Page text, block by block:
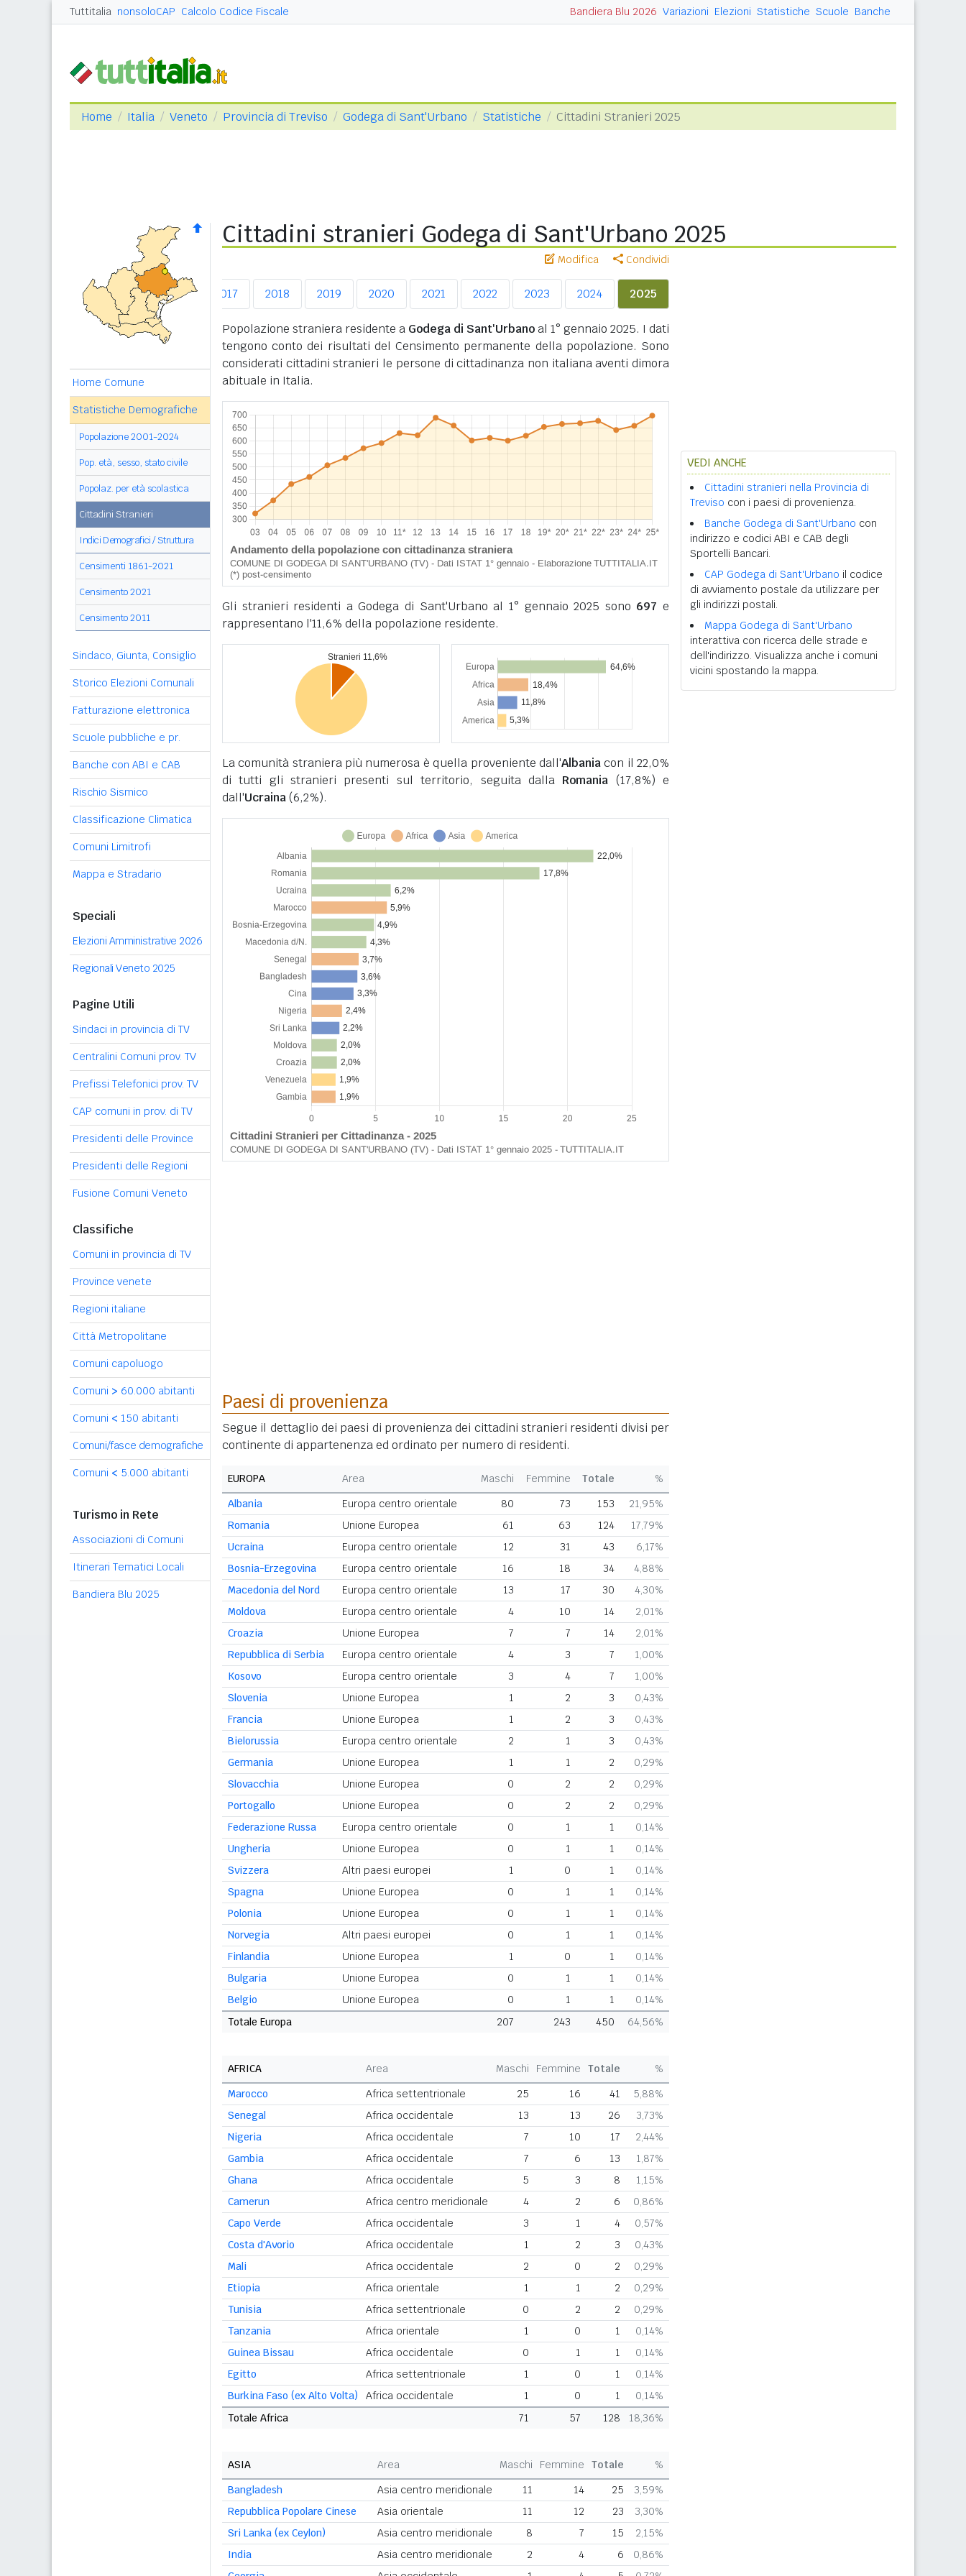
Tuttitalia nonsoloCAP Calcolo Codice Fiscale Bandiera Blu 2026 Variazioni Elezioni Statistiche Scuole Banche
Home Italia Veneto Provincia di Treviso Godega di Sant'Urbano Statistiche Cittadini Stranieri 2025
Home Comune
Statistiche Demografiche
Popolazione 2001-2024
Pop. età, sesso, stato civile
Popolaz. per età scolastica
Cittadini Stranieri
Indici Demografici / Struttura
Censimenti 1861-2021
Censimento 2021
Censimento 2011
Sindaco, Giunta, Consiglio
Storico Elezioni Comunali
Fatturazione elettronica
Scuole pubbliche e pr.
Banche con ABI e CAB
Rischio Sismico
Classificazione Climatica
Comuni Limitrofi
Mappa e Stradario
Speciali
Elezioni Amministrative 2026
Regionali Veneto 2025
Pagine Utili
Sindaci in provincia di TV
Centralini Comuni prov. TV
Prefissi Telefonici prov. TV
CAP comuni in prov. di TV
Presidenti delle Province
Presidenti delle Regioni
Fusione Comuni Veneto
Classifiche
Comuni in provincia di TV
Province venete
Regioni italiane
Città Metropolitane
Comuni capoluogo
Comuni > 60.000 abitanti
Comuni < 150 abitanti
Comuni/fasce demografiche
Comuni < 5.000 abitanti
Turismo in Rete
Associazioni di Comuni
Itinerari Tematici Locali
Bandiera Blu 2025
Cittadini stranieri Godega di Sant'Urbano 2025
Modifica Condividi
2015 2016 2017 2018 2019 2020 2021 2022 2023 2024 2025
Popolazione straniera residente a Godega di Sant'Urbanoal 1° gennaio 2025. I dati
tengono conto dei risultati del Censimento permanente della popolazione. Sono
considerati cittadini stranieri le persone di cittadinanza non italiana aventi dimora
abituale in Italia.
Gli stranieri residenti a Godega di Sant'Urbano al 1° gennaio 2025 sono 697 e
rappresentano l'11,6% della popolazione residente.
La comunità straniera più numerosa è quella proveniente dall'Albaniacon il 22,0%
di tutti gli stranieri presenti sul territorio, seguita dalla Romania (17,8%) e
dall'Ucraina(6,2%).
Paesi di provenienza
Segue il dettaglio dei paesi di provenienza dei cittadini stranieri residenti divisi per
continente di appartenenza ed ordinato per numero di residenti.
EUROPA Area Maschi Femmine Totale
%
Albania
Europa centro orientale 80 73 153
21,95%
Romania
Unione Europea 61 63 124
17,79%
Ucraina
Europa centro orientale 12 31 43
6,17%
Bosnia-Erzegovina
Europa centro orientale 16 18 34
4,88%
Macedonia del Nord
Europa centro orientale 13 17 30
4,30%
Moldova
Europa centro orientale 4 10 14
2,01%
Croazia
Unione Europea 7 7 14
2,01%
Repubblica di Serbia
Europa centro orientale 4 3 7
1,00%
Kosovo
Europa centro orientale 3 4 7
1,00%
Slovenia
Unione Europea 1 2 3
0,43%
Francia
Unione Europea 1 2 3
0,43%
Bielorussia
Europa centro orientale 2 1 3
0,43%
Germania
Unione Europea 1 1 2
0,29%
Slovacchia
Unione Europea 0 2 2
0,29%
Portogallo
Unione Europea 0 2 2
0,29%
Federazione Russa
Europa centro orientale 0 1 1
0,14%
Ungheria
Unione Europea 0 1 1
0,14%
Svizzera
Altri paesi europei 1 0 1
0,14%
Spagna
Unione Europea 0 1 1
0,14%
Polonia
Unione Europea 0 1 1
0,14%
Norvegia
Altri paesi europei 0 1 1
0,14%
Finlandia
Unione Europea 1 0 1
0,14%
Bulgaria
Unione Europea 0 1 1
0,14%
Belgio
Unione Europea 0 1 1
0,14%
Totale Europa
207 243 450 64,56%
AFRICA Area Maschi Femmine Totale
%
Marocco
Africa settentrionale 25 16 41
5,88%
Senegal
Africa occidentale 13 13 26
3,73%
Nigeria
Africa occidentale 7 10 17
2,44%
Gambia
Africa occidentale 7 6 13
1,87%
Ghana
Africa occidentale 5 3 8
1,15%
Camerun
Africa centro meridionale 4 2 6
0,86%
Capo Verde
Africa occidentale 3 1 4
0,57%
Costa d'Avorio
Africa occidentale 1 2 3
0,43%
Mali
Africa occidentale 2 0 2
0,29%
Etiopia
Africa orientale 1 1 2
0,29%
Tunisia
Africa settentrionale 0 2 2
0,29%
Tanzania
Africa orientale 1 0 1
0,14%
Guinea Bissau
Africa occidentale 0 1 1
0,14%
Egitto
Africa settentrionale 1 0 1
0,14%
Burkina Faso (ex Alto Volta)
Africa occidentale 1 0 1
0,14%
Totale Africa
71 57 128 18,36%
ASIA Area Maschi Femmine Totale
%
Bangladesh
Asia centro meridionale 11 14 25
3,59%
Repubblica Popolare Cinese
Asia orientale 11 12 23
3,30%
Sri Lanka (ex Ceylon)
Asia centro meridionale 8 7 15
2,15%
India
Asia centro meridionale 2 4 6
0,86%
VEDI ANCHE
Cittadini stranieri nella Provincia di
Treviso con i paesi di provenienza.
Banche Godega di Sant'Urbano con
indirizzo e codici ABI e CAB degli
Sportelli Bancari.
CAP Godega di Sant'Urbano il codice
di avviamento postale da utilizzare per
gli indirizzi postali.
Mappa Godega di Sant'Urbano
interattiva con ricerca delle strade e
dell'indirizzo. Visualizza anche i comuni
vicini spostando la mappa.